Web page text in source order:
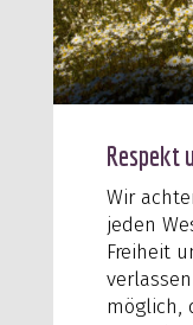
Respekt
Wir
jeden
Freiheit
möglich,